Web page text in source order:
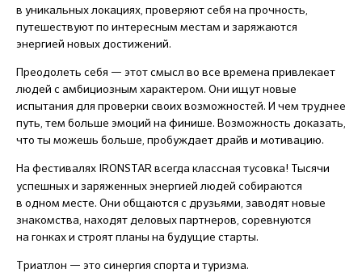
в уникальных локациях, проверяют себя на прочность,
путешествуют по интересным местам и заряжаются
энергией новых достижений.
Преодолеть себя — этот смысл во все времена привлекает
людей с амбициозным характером. Они ищут новые
испытания для проверки своих возможностей. И чем труднее
путь, тем больше эмоций на финише. Возможность доказать,
что ты можешь больше, пробуждает драйв и мотивацию.
На фестивалях IRONSTARвсегда классная тусовка! Тысячи
успешных и заряженных энергией людей собираются
в одном месте. Они общаются с друзьями, заводят новые
знакомства, находят деловых партнеров, соревнуются
на гонках и строят планы на будущие старты.
Триатлон — это синергия спорта и туризма.